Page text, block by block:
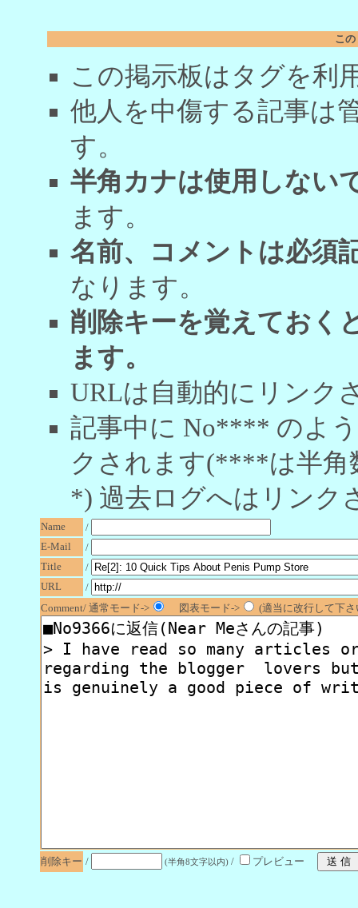
こ
この掲示板はタグを利
他人を中傷する記事は
す。
半角カナは使用しない
ます。
名前、コメントは必須
なります。
削除キーを覚えておく
ます。
URLは自動的にリンク
記事中に No**** のよ
クされます(****は半角
*) 過去ログへはリンク
Name
/
E-Mail
/
Title
/
URL
/
Comment/ 通常モード->
図表モード-> (適当に改行して下
削除キー / (半角8文字以内) / プレビュー